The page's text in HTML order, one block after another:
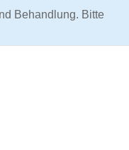
Behandlung. Bitte